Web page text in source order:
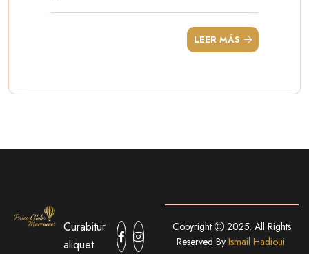
LEER MÁS
Curabitur
aliquet
Copyright
2025. All Rights
Reserved ByIsmail Hadioui